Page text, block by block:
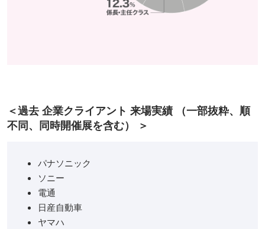
＜過去 企業クライアント 来場実績 （一部抜粋、順
不同、同時開催展を含む） ＞
パナソニック
ソニー
電通
日産自動車
ヤマハ